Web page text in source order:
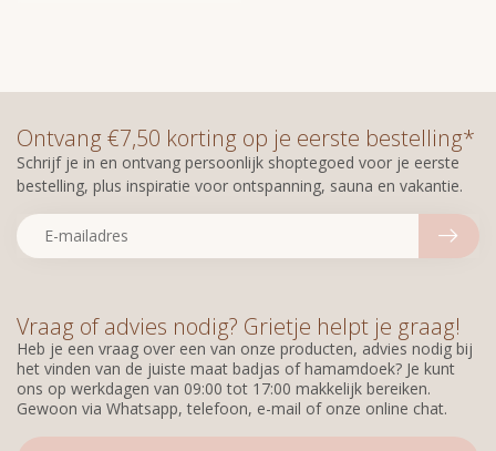
Vraag of advies nodig? Grietje helpt je graag!
Heb je een vraag over een van onze producten, advies nodig bij
het vinden van de juiste maat badjas of hamamdoek? Je kunt
ons op werkdagen van 09:00 tot 17:00 makkelijk bereiken.
Gewoon via Whatsapp, telefoon, e-mail of onze online chat.
Ontvang €7,50 korting op je eerste bestelling*
Schrijf je in en ontvang persoonlijk shoptegoed voor je eerste
bestelling, plus inspiratie voor ontspanning, sauna en vakantie.